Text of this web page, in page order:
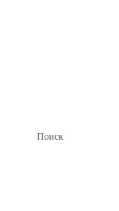
Поиск